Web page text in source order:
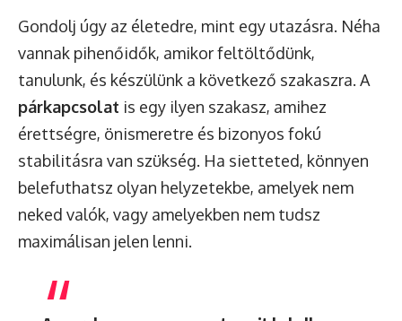
Gondolj úgy az életedre, mint egy utazásra. Néha
vannak pihenőidők, amikor feltöltődünk,
tanulunk, és készülünk a következő szakaszra. A
párkapcsolat is egy ilyen szakasz, amihez
érettségre, önismeretre és bizonyos fokú
stabilitásra van szükség. Ha sietteted, könnyen
belefuthatsz olyan helyzetekbe, amelyek nem
neked valók, vagy amelyekben nem tudsz
maximálisan jelen lenni.